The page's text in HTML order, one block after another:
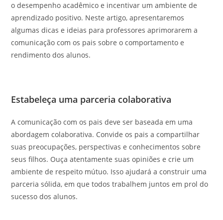
o desempenho acadêmico e incentivar um ambiente de
aprendizado positivo. Neste artigo, apresentaremos
algumas dicas e ideias para professores aprimorarem a
comunicação com os pais sobre o comportamento e
rendimento dos alunos.
Estabeleça uma parceria colaborativa
A comunicação com os pais deve ser baseada em uma
abordagem colaborativa. Convide os pais a compartilhar
suas preocupações, perspectivas e conhecimentos sobre
seus filhos. Ouça atentamente suas opiniões e crie um
ambiente de respeito mútuo. Isso ajudará a construir uma
parceria sólida, em que todos trabalhem juntos em prol do
sucesso dos alunos.